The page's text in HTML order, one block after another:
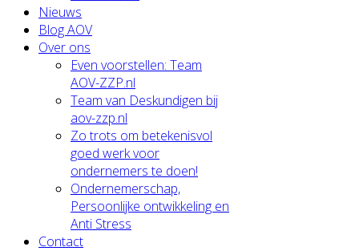
Nieuws
Blog AOV
Over ons
Even voorstellen: Team
AOV-ZZP.nl
Team van Deskundigen bij
aov-zzp.nl
Zo trots om betekenisvol
goed werk voor
ondernemers te doen!
Ondernemerschap,
Persoonlijke ontwikkeling en
Anti Stress
Contact